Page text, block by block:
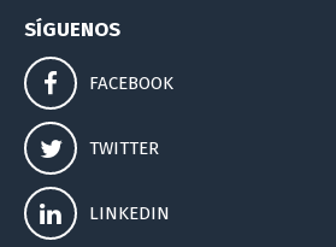
SÍGUENOS
FACEBOOK
TWITTER
LINKEDIN